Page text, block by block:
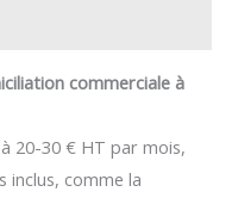
commerciale à
20-30 € HT par mois,
inclus, comme la